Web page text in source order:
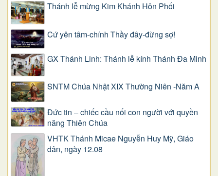
Thánh lễ mừng Kim Khánh Hôn Phối
Cứ yên tâm-chính Thầy đây-đừng sợ!
GX Thánh Linh: Thánh lễ kính Thánh Đa Minh
SNTM Chúa Nhật XIX Thường Niên -Năm A
Đức tin – chiếc cầu nối con người với quyền
năng Thiên Chúa
VHTK Thánh Micae Nguyễn Huy Mỹ, Giáo
dân, ngày 12.08